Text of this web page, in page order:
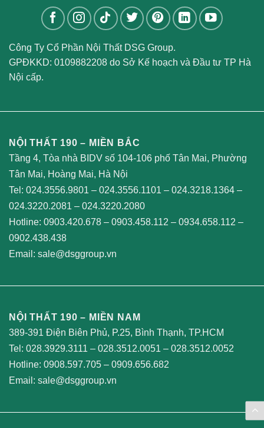
Công Ty Cổ Phần Nội Thất DSG Group.
GPĐKKD: 0109882208 do Sở Kế hoạch và Đầu tư TP Hà
Nội cấp.
NỘI THẤT 190 – MIỀN BẮC
Tầng 4, Tòa nhà BIDV số 104-106 phố Tân Mai, Phường
Tân Mai, Hoàng Mai, Hà Nội
Tel: 024.3556.9801 – 024.3556.1101 – 024.3218.1364 –
024.3220.2081 – 024.3220.2080
Hotline: 0903.420.678 – 0903.458.112 – 0934.658.112 –
0902.438.438
Email: sale@dsggroup.vn
NỘI THẤT 190 – MIỀN NAM
389-391 Điện Biên Phủ, P.25, Bình Thạnh, TP.HCM
Tel: 028.3929.3111 – 028.3512.0051 – 028.3512.0052
Hotline: 0908.597.705 – 0909.656.682
Email: sale@dsggroup.vn